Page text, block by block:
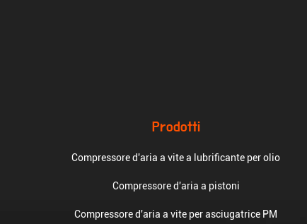
Prodotti
Compressore d'aria a vite a lubrificante per olio
Compressore d'aria a pistoni
Compressore d'aria a vite per asciugatrice PM